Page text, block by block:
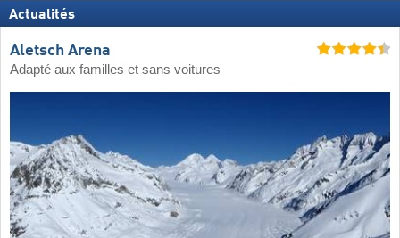
Actualités
Aletsch Arena
Adapté aux familles et sans voitures